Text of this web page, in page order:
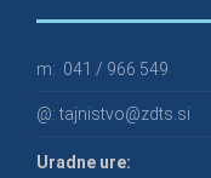
m: 041 / 966 549
@:tajnistvo@zdts.si
Uradne ure: